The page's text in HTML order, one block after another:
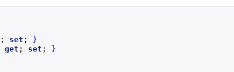
; set ;
}
get ; set ;
}